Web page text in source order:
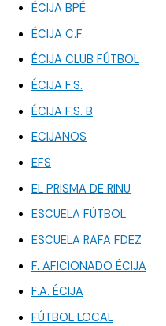
ÉCIJA BPÉ.
ÉCIJA C.F.
ÉCIJA CLUB FÚTBOL
ÉCIJA F.S.
ÉCIJA F.S. B
ECIJANOS
EFS
EL PRISMA DE RINU
ESCUELA FÚTBOL
ESCUELA RAFA FDEZ
F. AFICIONADO ÉCIJA
F.A. ÉCIJA
FÚTBOL LOCAL